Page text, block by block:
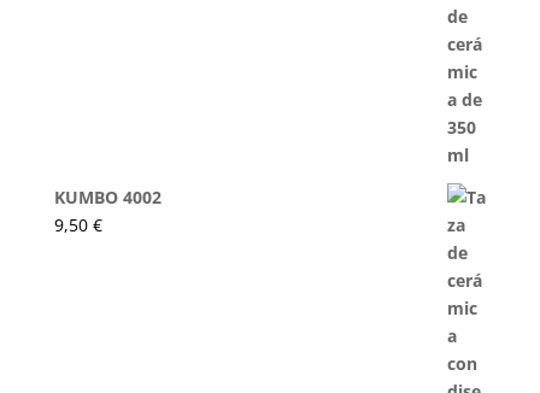
KUMBO 4002
9,50 €